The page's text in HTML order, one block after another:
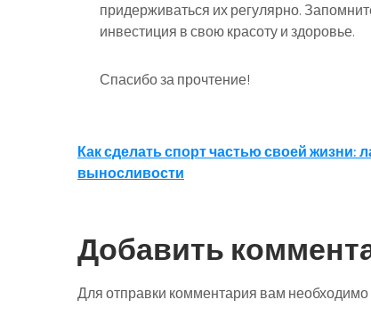
придерживаться их регулярно.
инвестиция в свою красоту и здоровье.
Спасибо за прочтение!
Навигация
по
Как сделать спорт частью своей жизни:
выносливости
Добавить
Для отправки комментария вам необходимо